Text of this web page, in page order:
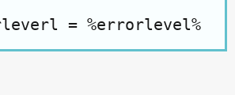
= %errorlevel%